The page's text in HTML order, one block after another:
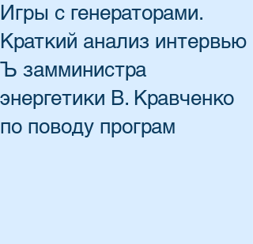
Игры с генераторами.
Краткий анализ интервью
Ъ замминистра
энергетики В. Кравченко
по поводу програм